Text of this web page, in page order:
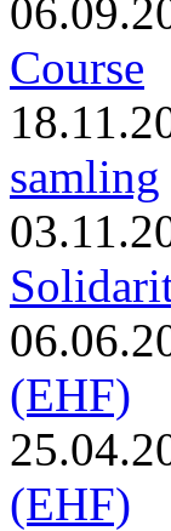
Course
samling
(EHF)
(EHF)